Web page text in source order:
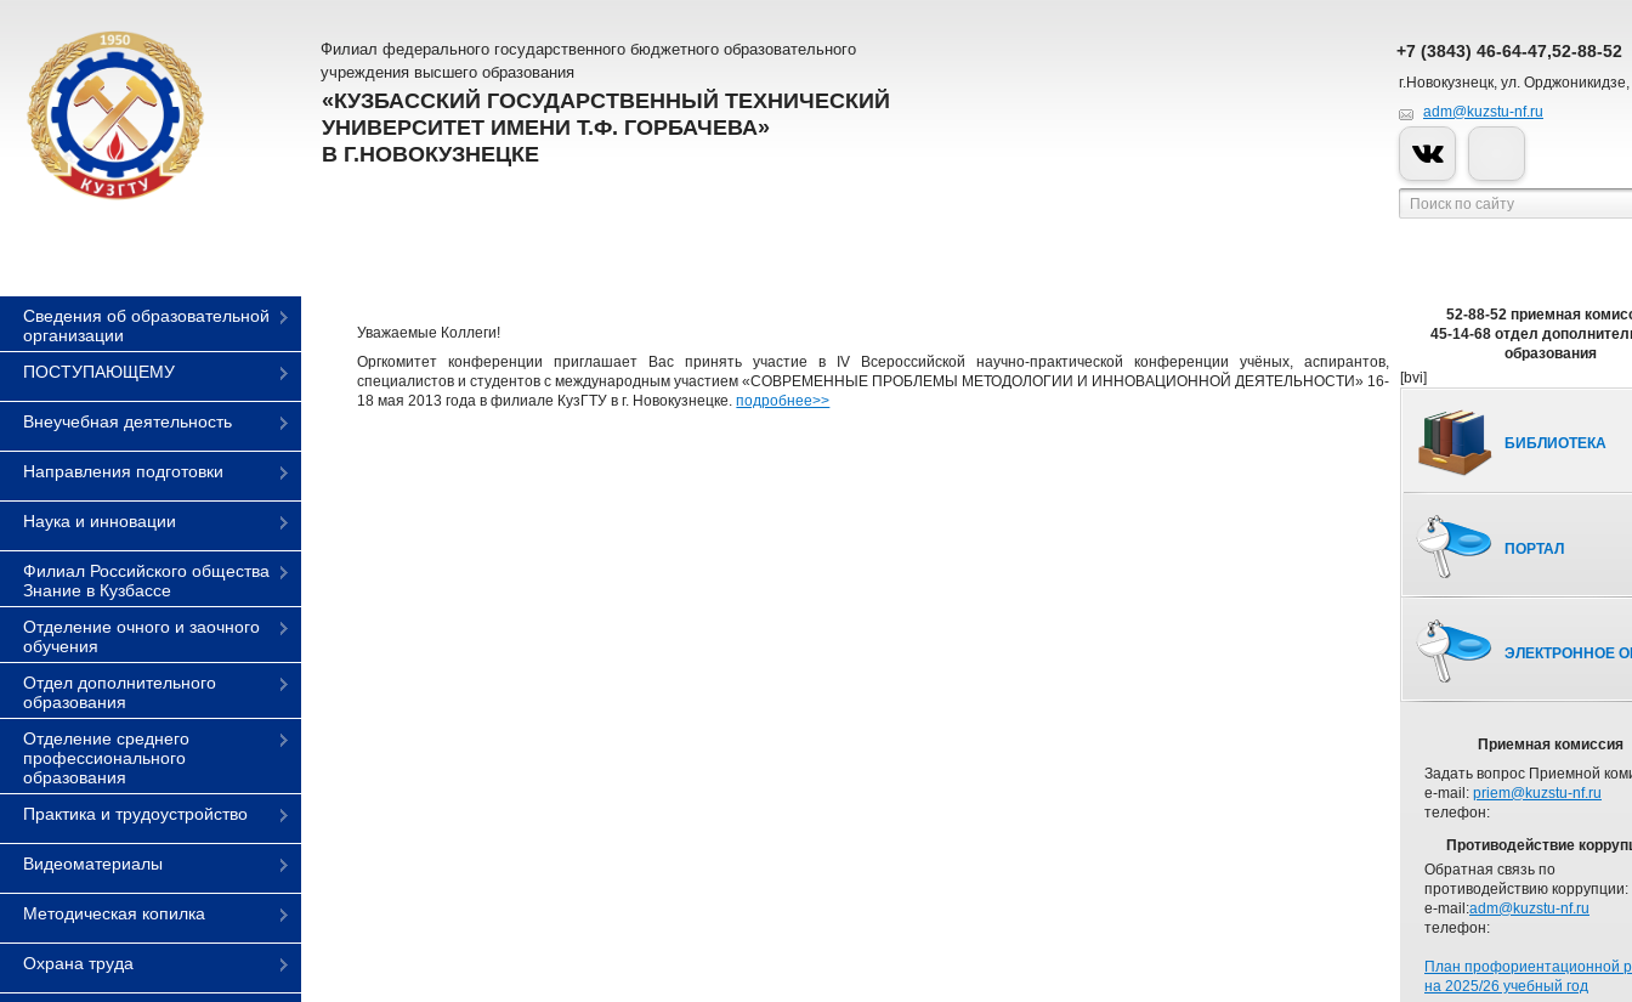
Филиал федерального государственного бюджетного образовательного
учреждения высшего образования
«КУЗБАССКИЙ ГОСУДАРСТВЕННЫЙ ТЕХНИЧЕСКИЙ
УНИВЕРСИТЕТ ИМЕНИ Т.Ф. ГОРБАЧЕВА»
В Г.НОВОКУЗНЕЦКЕ
+7 (3843) 46-64-47,52-88-52
г.Новокузнецк, ул.
adm@kuzstu-nf.ru
Сведения об образовательной
организации
ПОСТУПАЮЩЕМУ
Внеучебная деятельность
Направления подготовки
Наука и инновации
Филиал Российского общества
Знание в Кузбассе
Отделение очного и заочного
обучения
Отдел дополнительного
образования
Отделение среднего
профессионального
образования
Практика и трудоустройство
Видеоматериалы
Методическая копилка
Охрана труда
Уважаемые Коллеги!
Оргкомитет конференции приглашает Вас принять участие в IV Всероссийской научно-практической конференции учёных, аспирантов,
специалистов и студентов с международным участием «СОВРЕМЕННЫЕ ПРОБЛЕМЫ МЕТОДОЛОГИИ И ИННОВАЦИОННОЙ ДЕЯТЕЛЬНОСТИ» 16-
18 мая 2013 года в филиале КузГТУ в г. Новокузнецке.подробнее>>
52-88-52 приемная
45-14-68 отдел
образования
[bvi]
БИБЛИОТЕКА
ПОРТАЛ
ЭЛЕКТРОННОЕ
Приемная комиссия
Задать вопрос Приемной
e-mail: priem@kuzstu-nf.ru
телефон:
Противодействие
Обратная связь по
противодействию коррупции:
e-mail:adm@kuzstu-nf.ru
телефон:
План профориентационной
на 2025/26 учебный год